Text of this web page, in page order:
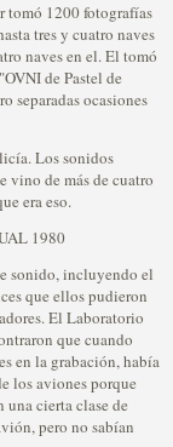
tomó 1200 fotografías
tres y cuatro naves
naves en el. El tomó
de Pastel de
separadas ocasiones
Los sonidos
vino de más de cuatro
era eso.
1980
sonido, incluyendo el
que ellos pudieron
El Laboratorio
que cuando
en la grabación, había
los aviones porque
cierta clase de
pero no sabían